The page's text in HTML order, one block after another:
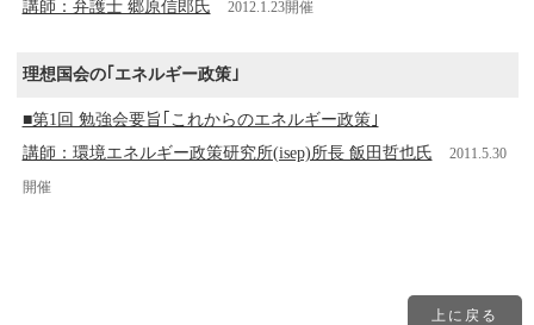
講師：弁護士 郷原信郎氏
2012.1.23開催
理想国会の｢エネルギー政策｣
■第1回 勉強会要旨｢これからのエネルギー政策｣
講師：環境エネルギー政策研究所(isep)所長 飯田哲也氏
2011.5.30
開催
上に戻る